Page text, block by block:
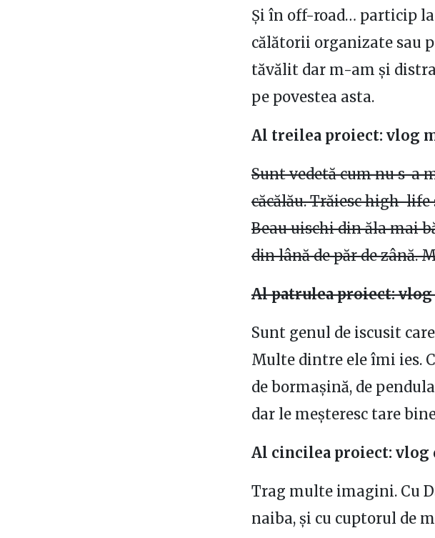
Și în off-road… particip
călătorii organizate sau
tăvălit dar m-am și
pe povestea asta.
Al treilea proiect: vlog
Sunt vedetă cum nu s-a
căcălău. Trăiesc high-
Beau uischi din ăla mai
din lână de păr de zână.
Al patrulea proiect: vlog
Sunt genul de iscusit
Multe dintre ele îmi ies.
de bormașină, de
dar le meșteresc tare
Al cincilea proiect: vlog
Trag multe imagini. Cu
naiba, și cu cuptorul de